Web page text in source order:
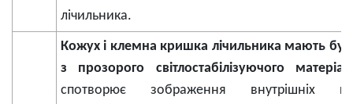
лічильника.
Кожух і клемна кришка лічильника мають
з прозорого світлостабілізуючого
спотворює зображення внутрішніх